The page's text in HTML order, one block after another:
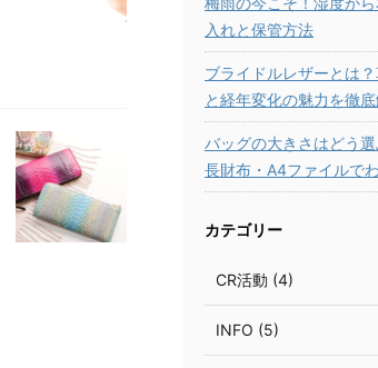
入れと保管方法
ブライドルレザーとは
と経年変化の魅力を徹底
バッグの大きさはどう
長財布・A4ファイルで
カテゴリー
CR活動 (4)
INFO (5)